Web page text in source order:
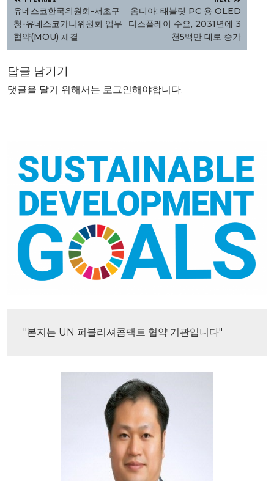
탐
색
유네스코한국위원회-서초구
청-유네스코가나위원회 업무
협약(MOU) 체결
옴디아: 태블릿 PC 용 OLED
디스플레이 수요, 2031년에 3
천5백만 대로 증가
답글 남기기
댓글을 달기 위해서는 로그인해야합니다.
"본지는 UN 퍼블리셔콤팩트 협약 기관입니다"